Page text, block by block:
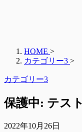
HOME >
カテゴリー3 >
カテゴリー3
保護中: テス
2022年10月26日